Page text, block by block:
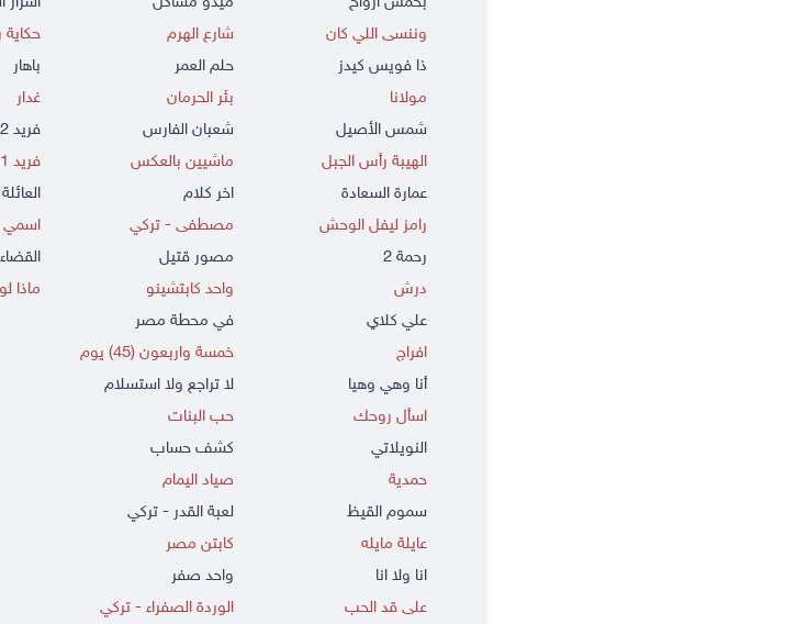
وننسى اللي كان
ذا فويس كيدز
مولانا
شمس الأصيل
الهيبة رأس الجبل
عمارة السعادة
رامز ليفل الوحش
رحمة 2
درش
علي كلاي
افراج
أنا وهي وهيا
اسأل روحك
النويلاتي
حمدية
سموم القيظ
عايلة مايله
انا ولا انا
على قد الحب
شارع الهرم
حلم العمر
بئر الحرمان
شعبان الفارس
ماشيين بالعكس
اخر كلام
مصطفى - تركي
مصور قتيل
واحد كابتشينو
في محطة مصر
خمسة واربعون (45) يوم
لا تراجع ولا استسلام
حب البنات
كشف حساب
صياد اليمام
لعبة القدر - تركي
كابتن مصر
واحد صفر
الوردة الصفراء - تركي
حكاية
باهار
غدار
فريد 2
فريد 1
اسمي
القضاء
ماذا